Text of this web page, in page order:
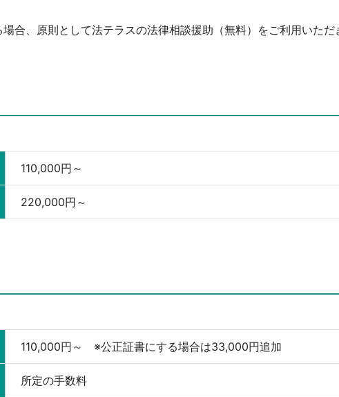
合、原則として法テラスの法律相談援助（無料）をご利用いただ
110,000円～
220,000円～
110,000円～ ※公正証書にする場合は33,000円追加
所定の手数料